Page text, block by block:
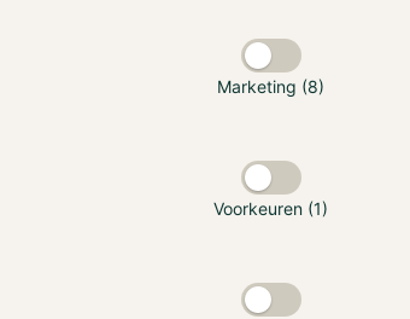
Marketing (8)
Voorkeuren (1)